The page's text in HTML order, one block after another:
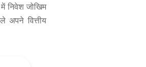
निवेश जोखिम
अपने वित्तीय